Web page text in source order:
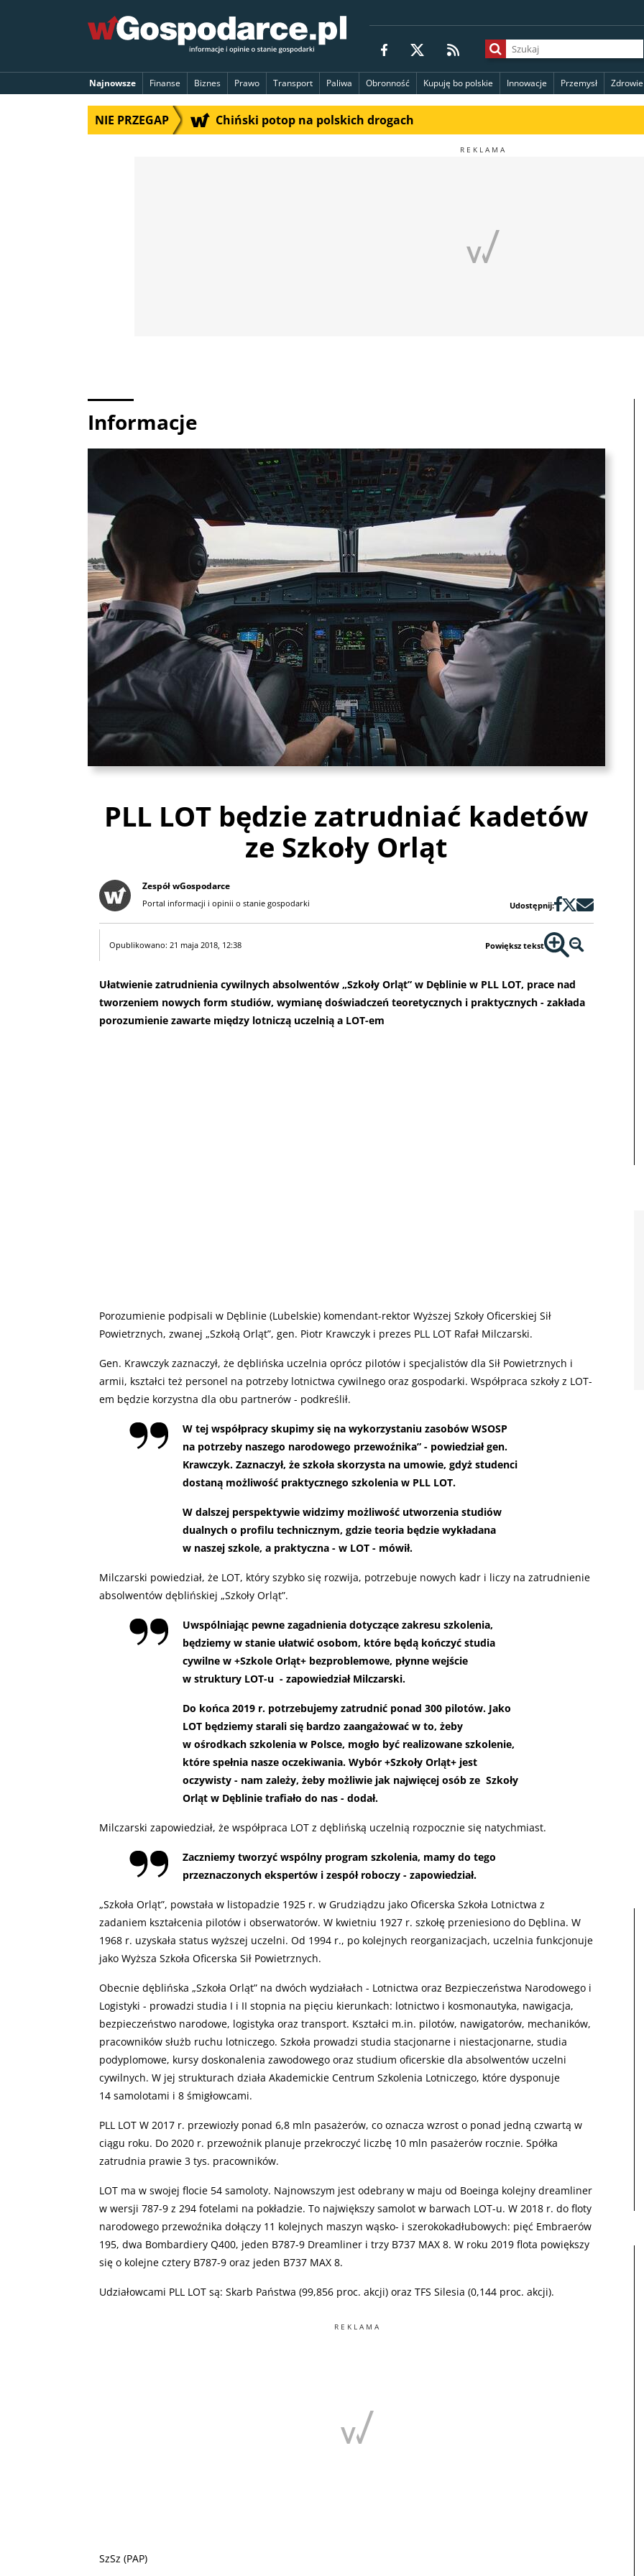
Najnowsze Finanse Biznes Prawo Transport Paliwa Obronność Kupuję bo polskie Innowacje Przemysł Zdrowie
NIE PRZEGAP Chiński potop na polskich drogach
Informacje
PLL LOT będzie zatrudniać kadetów
ze Szkoły Orląt
Zespół wGospodarce
Portal informacji i opinii o stanie gospodarki Udostępnij:
Opublikowano: 21 maja 2018, 12:38 Powiększ tekst
Ułatwienie zatrudnienia cywilnych absolwentów „Szkoły Orląt” w Dęblinie w PLL LOT, prace nad
tworzeniem nowych form studiów, wymianę doświadczeń teoretycznych i praktycznych - zakłada
porozumienie zawarte między lotniczą uczelnią a LOT-em
Porozumienie podpisali w Dęblinie (Lubelskie) komendant-rektor Wyższej Szkoły Oficerskiej Sił
Powietrznych, zwanej „Szkołą Orląt”, gen. Piotr Krawczyk i prezes PLL LOT Rafał Milczarski.
Gen. Krawczyk zaznaczył, że dęblińska uczelnia oprócz pilotów i specjalistów dla Sił Powietrznych i
armii, kształci też personel na potrzeby lotnictwa cywilnego oraz gospodarki. Współpraca szkoły z LOT-
em będzie korzystna dla obu partnerów - podkreślił.
W tej współpracy skupimy się na wykorzystaniu zasobów WSOSP
na potrzeby naszego narodowego przewoźnika” - powiedział gen.
Krawczyk. Zaznaczył, że szkoła skorzysta na umowie, gdyż studenci
dostaną możliwość praktycznego szkolenia w PLL LOT.
W dalszej perspektywie widzimy możliwość utworzenia studiów
dualnych o profilu technicznym, gdzie teoria będzie wykładana
w naszej szkole, a praktyczna - w LOT - mówił.
Milczarski powiedział, że LOT, który szybko się rozwija, potrzebuje nowych kadr i liczy na zatrudnienie
absolwentów dęblińskiej „Szkoły Orląt”.
Uwspólniając pewne zagadnienia dotyczące zakresu szkolenia,
będziemy w stanie ułatwić osobom, które będą kończyć studia
cywilne w +Szkole Orląt+ bezproblemowe, płynne wejście
w struktury LOT-u - zapowiedział Milczarski.
Do końca 2019 r. potrzebujemy zatrudnić ponad 300 pilotów. Jako
LOT będziemy starali się bardzo zaangażować w to, żeby
w ośrodkach szkolenia w Polsce, mogło być realizowane szkolenie,
które spełnia nasze oczekiwania. Wybór +Szkoły Orląt+ jest
oczywisty - nam zależy, żeby możliwie jak najwięcej osób ze Szkoły
Orląt w Dęblinie trafiało do nas - dodał.
Milczarski zapowiedział, że współpraca LOT z dęblińską uczelnią rozpocznie się natychmiast.
Zaczniemy tworzyć wspólny program szkolenia, mamy do tego
przeznaczonych ekspertów i zespół roboczy - zapowiedział.
„Szkoła Orląt”, powstała w listopadzie 1925 r. w Grudziądzu jako Oficerska Szkoła Lotnictwa z
zadaniem kształcenia pilotów i obserwatorów. W kwietniu 1927 r. szkołę przeniesiono do Dęblina. W
1968 r. uzyskała status wyższej uczelni. Od 1994 r., po kolejnych reorganizacjach, uczelnia funkcjonuje
jako Wyższa Szkoła Oficerska Sił Powietrznych.
Obecnie dęblińska „Szkoła Orląt” na dwóch wydziałach - Lotnictwa oraz Bezpieczeństwa Narodowego i
Logistyki - prowadzi studia I i II stopnia na pięciu kierunkach: lotnictwo i kosmonautyka, nawigacja,
bezpieczeństwo narodowe, logistyka oraz transport. Kształci m.in. pilotów, nawigatorów, mechaników,
pracowników służb ruchu lotniczego. Szkoła prowadzi studia stacjonarne i niestacjonarne, studia
podyplomowe, kursy doskonalenia zawodowego oraz studium oficerskie dla absolwentów uczelni
cywilnych. W jej strukturach działa Akademickie Centrum Szkolenia Lotniczego, które dysponuje
14 samolotami i 8 śmigłowcami.
PLL LOT W 2017 r. przewiozły ponad 6,8 mln pasażerów, co oznacza wzrost o ponad jedną czwartą w
ciągu roku. Do 2020 r. przewoźnik planuje przekroczyć liczbę 10 mln pasażerów rocznie. Spółka
zatrudnia prawie 3 tys. pracowników.
LOT ma w swojej flocie 54 samoloty. Najnowszym jest odebrany w maju od Boeinga kolejny dreamliner
w wersji 787-9 z 294 fotelami na pokładzie. To największy samolot w barwach LOT-u. W 2018 r. do floty
narodowego przewoźnika dołączy 11 kolejnych maszyn wąsko- i szerokokadłubowych: pięć Embraerów
195, dwa Bombardiery Q400, jeden B787-9 Dreamliner i trzy B737 MAX 8. W roku 2019 flota powiększy
się o kolejne cztery B787-9 oraz jeden B737 MAX 8.
Udziałowcami PLL LOT są: Skarb Państwa (99,856 proc. akcji) oraz TFS Silesia (0,144 proc. akcji).
REKLAMA
SzSz (PAP)